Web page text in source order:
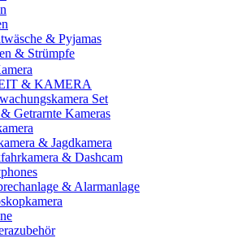
& Pyjamas
& Strümpfe
& KAMERA
Set
Getrarnte Kameras
& Jagdkamera
& Dashcam
& Alarmanlage